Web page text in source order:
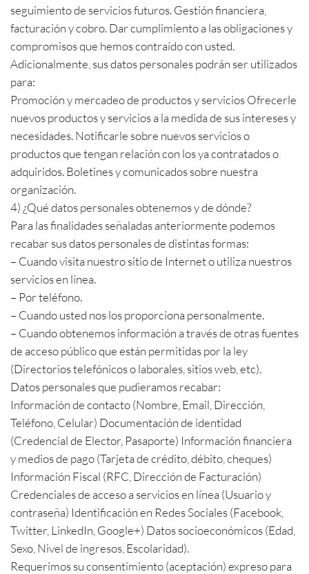
seguimiento de servicios futuros. Gestión financiera,
facturación y cobro. Dar cumplimiento a las obligaciones y
compromisos que hemos contraído con usted.
Adicionalmente, sus datos personales podrán ser utilizados
para:
Promoción y mercadeo de productos y servicios Ofrecerle
nuevos productos y servicios a la medida de sus intereses y
necesidades. Notificarle sobre nuevos servicios o
productos que tengan relación con los ya contratados o
adquiridos. Boletines y comunicados sobre nuestra
organización.
4) ¿Qué datos personales obtenemos y de dónde?
Para las finalidades señaladas anteriormente podemos
recabar sus datos personales de distintas formas:
– Cuando visita nuestro sitio de Internet o utiliza nuestros
servicios en línea.
– Por teléfono.
– Cuando usted nos los proporciona personalmente.
– Cuando obtenemos información a través de otras fuentes
de acceso público que están permitidas por la ley
(Directorios telefónicos o laborales, sitios web, etc).
Datos personales que pudieramos recabar:
Información de contacto (Nombre, Email, Dirección,
Teléfono, Celular) Documentación de identidad
(Credencial de Elector, Pasaporte) Información financiera
y medios de pago (Tarjeta de crédito, débito, cheques)
Información Fiscal (RFC, Dirección de Facturación)
Credenciales de acceso a servicios en línea (Usuario y
contraseña) Identificación en Redes Sociales (Facebook,
Twitter, LinkedIn, Google+) Datos socioeconómicos (Edad,
Sexo, Nivel de ingresos, Escolaridad).
Requerimos su consentimiento (aceptación) expreso para